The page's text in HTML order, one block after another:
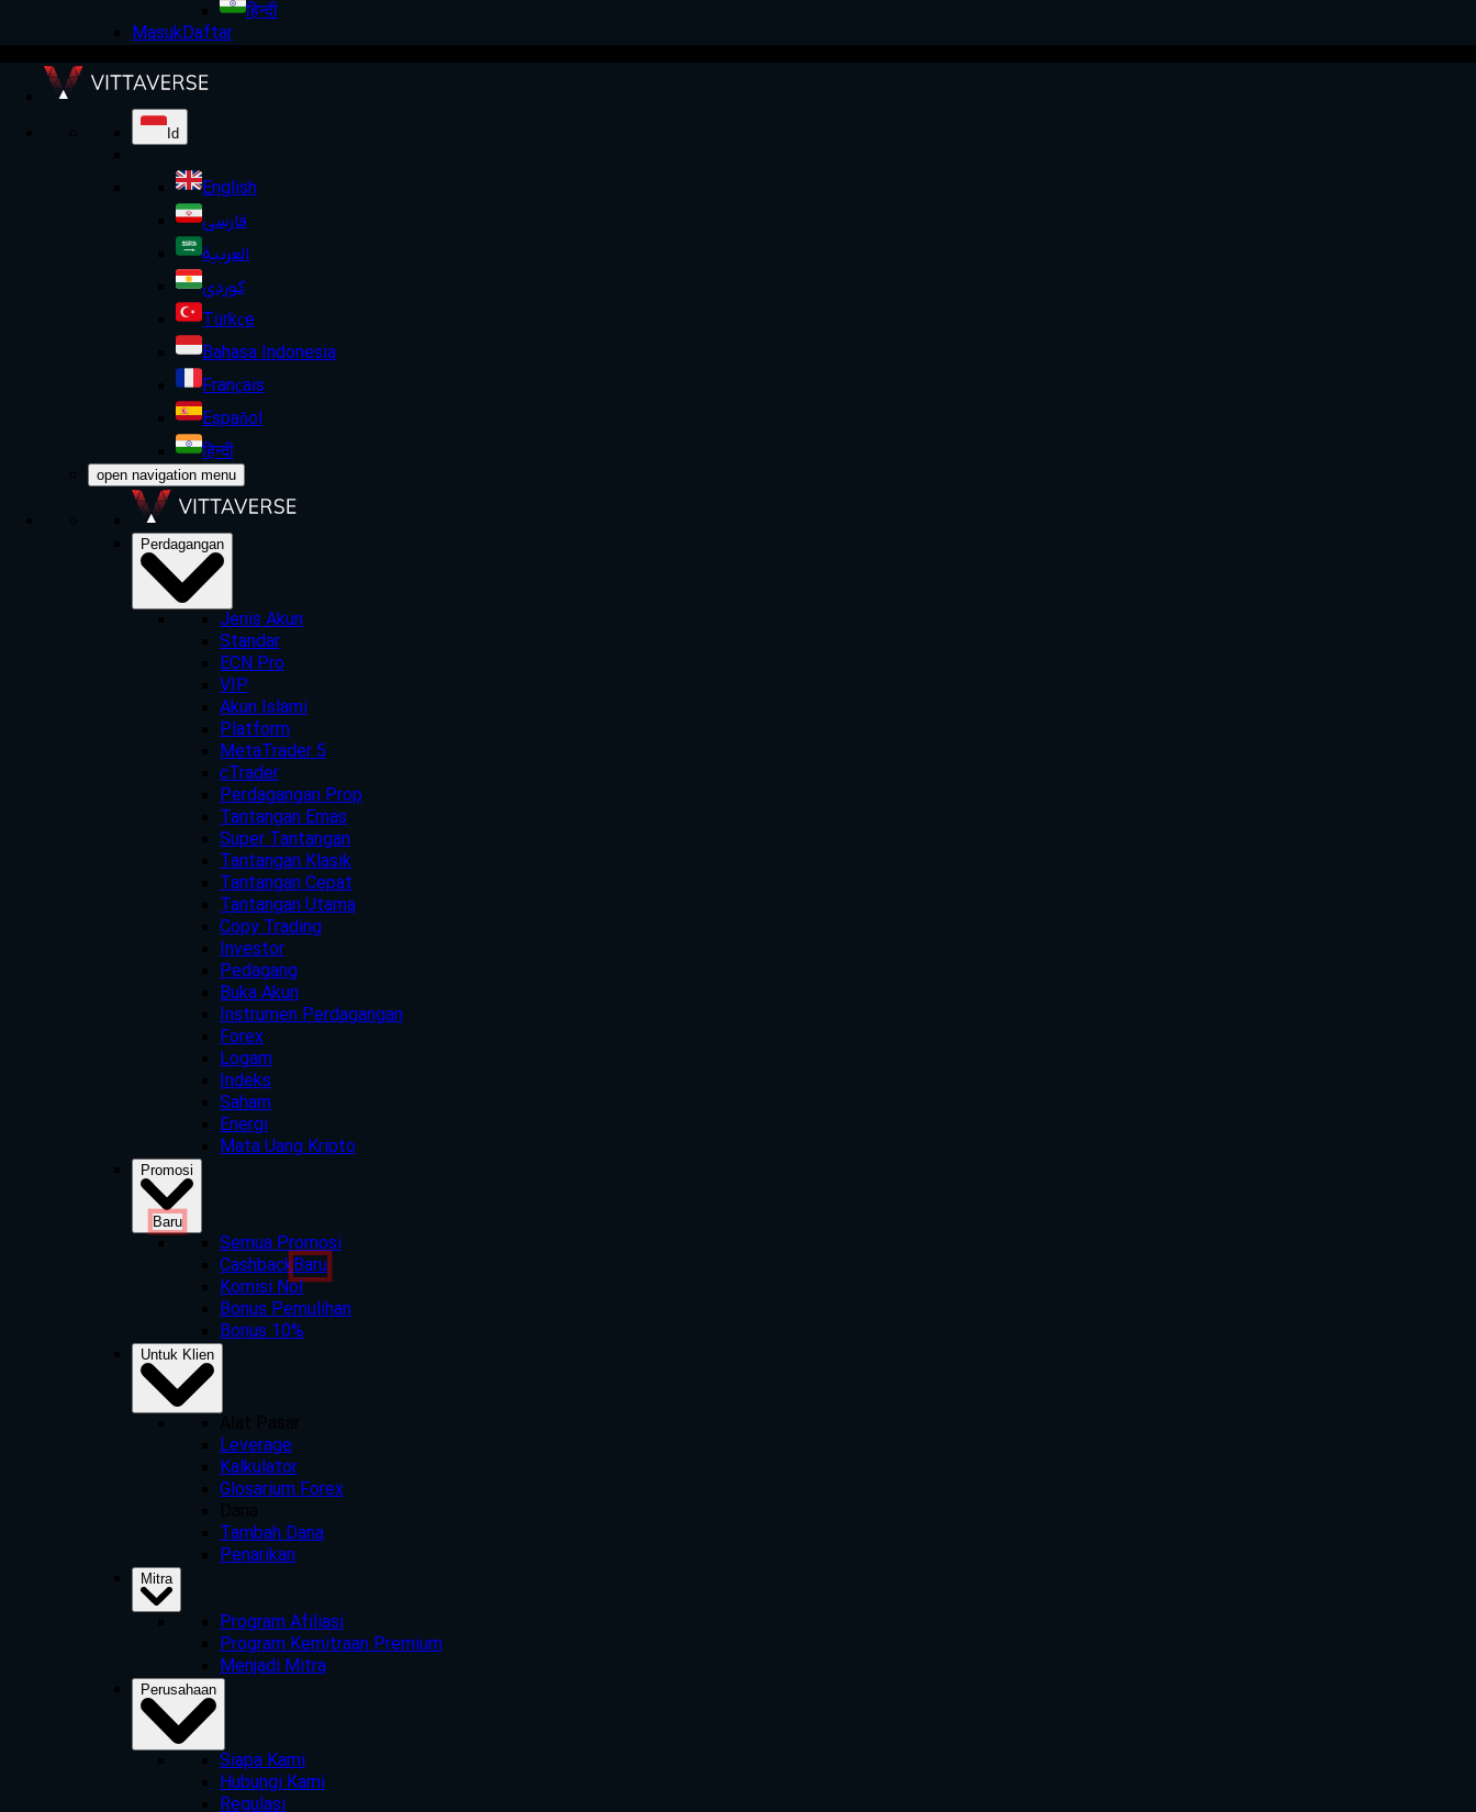
हिन्दी
MasukDaftar
Id
English
فارسی
العربية
کوردی
Türkçe
Bahasa Indonesia
Français
Español
हिन्दी
open navigation menu
Perdagangan
Jenis Akun
Standar
ECN Pro
VIP
Akun Islami
Platform
MetaTrader 5
cTrader
Perdagangan Prop
Tantangan Emas
Super Tantangan
Tantangan Klasik
Tantangan Cepat
Tantangan Utama
Copy Trading
Investor
Pedagang
Buka Akun
Instrumen Perdagangan
Forex
Logam
Indeks
Saham
Energi
Mata Uang Kripto
Promosi
Baru
Semua Promosi
CashbackBaru
Komisi Nol
Bonus Pemulihan
Bonus 10%
Untuk Klien
Leverage
Kalkulator
Glosarium Forex
Tambah Dana
Penarikan
Mitra
Program Afiliasi
Program Kemitraan Premium
Menjadi Mitra
Perusahaan
Siapa Kami
Hubungi Kami
Regulasi